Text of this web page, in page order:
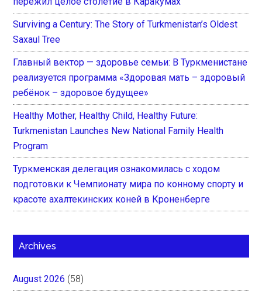
Surviving a Century: The Story of Turkmenistan’s Oldest
Saxaul Tree
Главный вектор — здоровье семьи: В Туркменистане
реализуется программа «Здоровая мать – здоровый
ребёнок – здоровое будущее»
Healthy Mother, Healthy Child, Healthy Future:
Turkmenistan Launches New National Family Health
Program
Туркменская делегация ознакомилась с ходом
подготовки к Чемпионату мира по конному спорту и
красоте ахалтекинских коней в Кроненберге
Archives
August 2026 (58)